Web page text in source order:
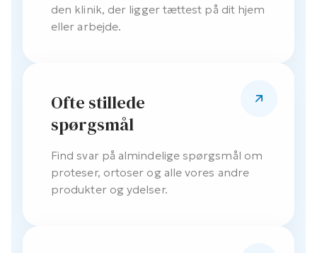
den klinik, der ligger tættest på dit hjem
eller arbejde.
Ofte stillede
spørgsmål
Find svar på almindelige spørgsmål om
proteser, ortoser og alle vores andre
produkter og ydelser.